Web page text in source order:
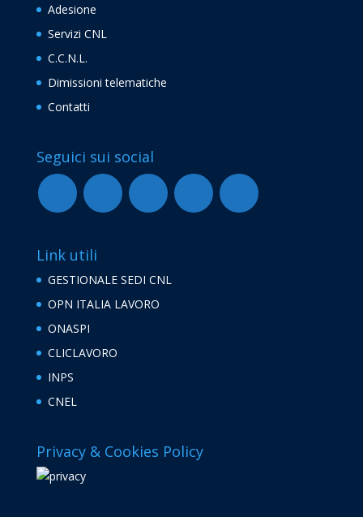
Adesione
Servizi CNL
C.C.N.L.
Dimissioni telematiche
Contatti
Seguici sui social
Link utili
GESTIONALE SEDI CNL
OPN ITALIA LAVORO
ONASPI
CLICLAVORO
INPS
CNEL
Privacy & Cookies Policy